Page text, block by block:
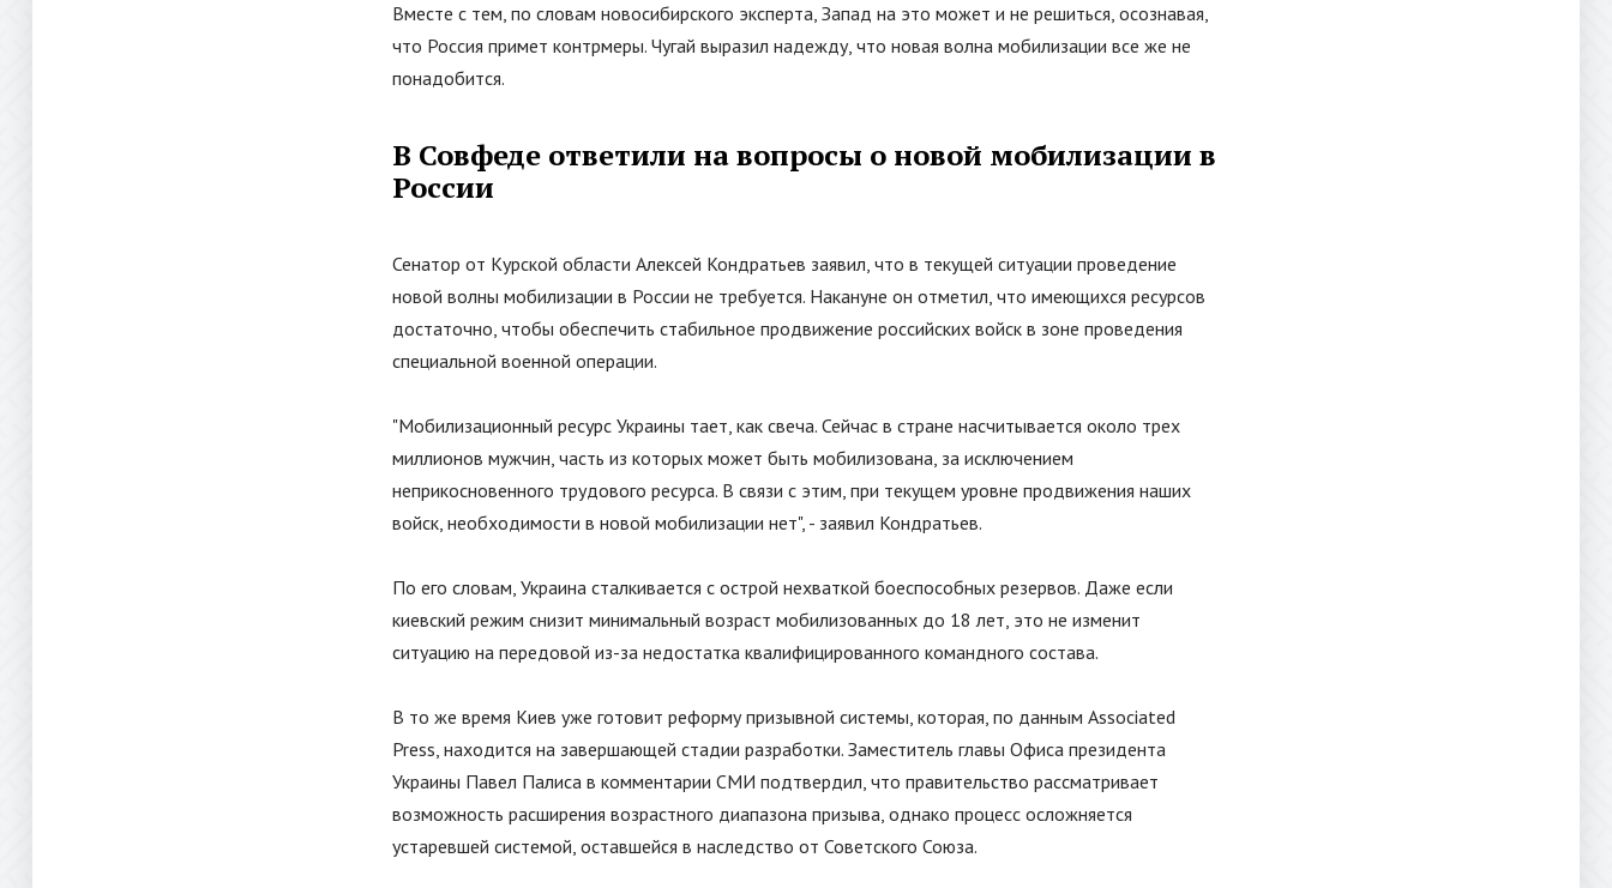
Вместе с тем, по словам новосибирского эксперта, Запад на это может и не решиться, осознавая,
что Россия примет контрмеры. Чугай выразил надежду, что новая волна мобилизации все же не
понадобится.
В Совфеде ответили на вопросы о новой мобилизации в
России
Сенатор от Курской области Алексей Кондратьев заявил, что в текущей ситуации проведение
новой волны мобилизации в России не требуется. Накануне он отметил, что имеющихся ресурсов
достаточно, чтобы обеспечить стабильное продвижение российских войск в зоне проведения
специальной военной операции.
"Мобилизационный ресурс Украины тает, как свеча. Сейчас в стране насчитывается около трех
миллионов мужчин, часть из которых может быть мобилизована, за исключением
неприкосновенного трудового ресурса. В связи с этим, при текущем уровне продвижения наших
войск, необходимости в новой мобилизации нет", - заявил Кондратьев.
По его словам, Украина сталкивается с острой нехваткой боеспособных резервов. Даже если
киевский режим снизит минимальный возраст мобилизованных до 18 лет, это не изменит
ситуацию на передовой из-за недостатка квалифицированного командного состава.
В то же время Киев уже готовит реформу призывной системы, которая, по данным Associated
Press, находится на завершающей стадии разработки. Заместитель главы Офиса президента
Украины Павел Палиса в комментарии СМИ подтвердил, что правительство рассматривает
возможность расширения возрастного диапазона призыва, однако процесс осложняется
устаревшей системой, оставшейся в наследство от Советского Союза.